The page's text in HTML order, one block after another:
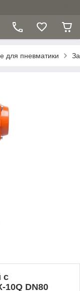
для пневматики
с
10Q DN80